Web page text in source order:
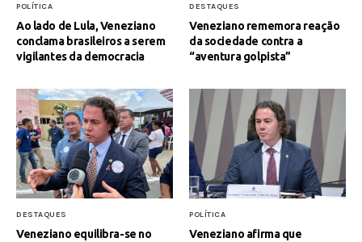
POLÍTICA
Ao lado de Lula, Veneziano
conclama brasileiros a serem
vigilantes da democracia
DESTAQUES
Veneziano rememora reação
da sociedade contra a
“aventura golpista”
DESTAQUES
Veneziano equilibra-se no
POLÍTICA
Veneziano afirma que